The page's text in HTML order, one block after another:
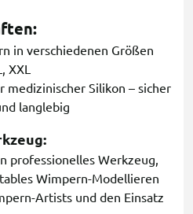
in verschiedenen Größen
XXL
medizinischer Silikon – sicher
langlebig
professionelles Werkzeug,
Wimpern-Modellieren
Artists und den Einsatz